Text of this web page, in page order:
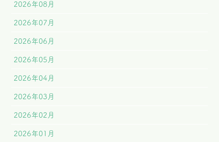
2026年08月
2026年07月
2026年06月
2026年05月
2026年04月
2026年03月
2026年02月
2026年01月